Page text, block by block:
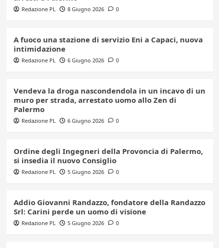
Redazione PL 8 Giugno 2026 0
A fuoco una stazione di servizio Eni a Capaci, nuova
intimidazione
Redazione PL 6 Giugno 2026 0
Vendeva la droga nascondendola in un incavo di un
muro per strada, arrestato uomo allo Zen di
Palermo
Redazione PL 6 Giugno 2026 0
Ordine degli Ingegneri della Provoncia di Palermo,
si insedia il nuovo Consiglio
Redazione PL 5 Giugno 2026 0
Addio Giovanni Randazzo, fondatore della Randazzo
Srl: Carini perde un uomo di visione
Redazione PL 5 Giugno 2026 0